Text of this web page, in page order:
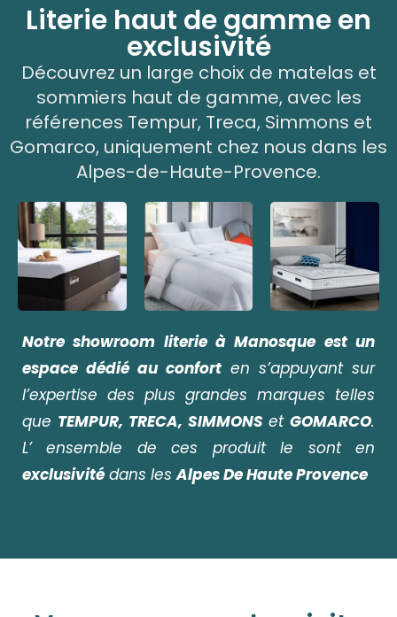
Literie haut de gamme en
exclusivité
Découvrez un large choix de matelas et
sommiers haut de gamme, avec les
références Tempur, Treca, Simmons et
Gomarco, uniquement chez nous dans les
Alpes-de-Haute-Provence.
Notreshowroom literie à Manosque est un
espace dédié au confort en s’appuyant sur
l’expertise des plus grandes marques telles
que TEMPUR, TRECA, SIMMONS et GOMARCO.
L’ ensemble de ces produit le sont en
exclusivité dans lesAlpes De Haute Provence